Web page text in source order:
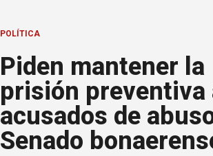
POLÍTICA
Piden mantener la
prisión preventiva
acusados de
Senado